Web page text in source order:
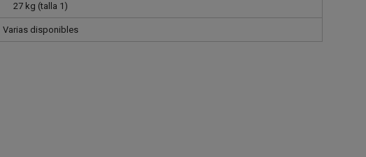
27 kg (talla 1)
Varias disponibles